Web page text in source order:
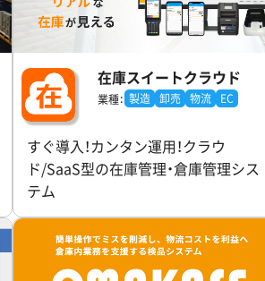
在庫スイートクラウド
業種： 製造 卸売 物流 EC
すぐ導入！カンタン運用！クラウ
ド/SaaS型の在庫管理・倉庫管理シス
テム